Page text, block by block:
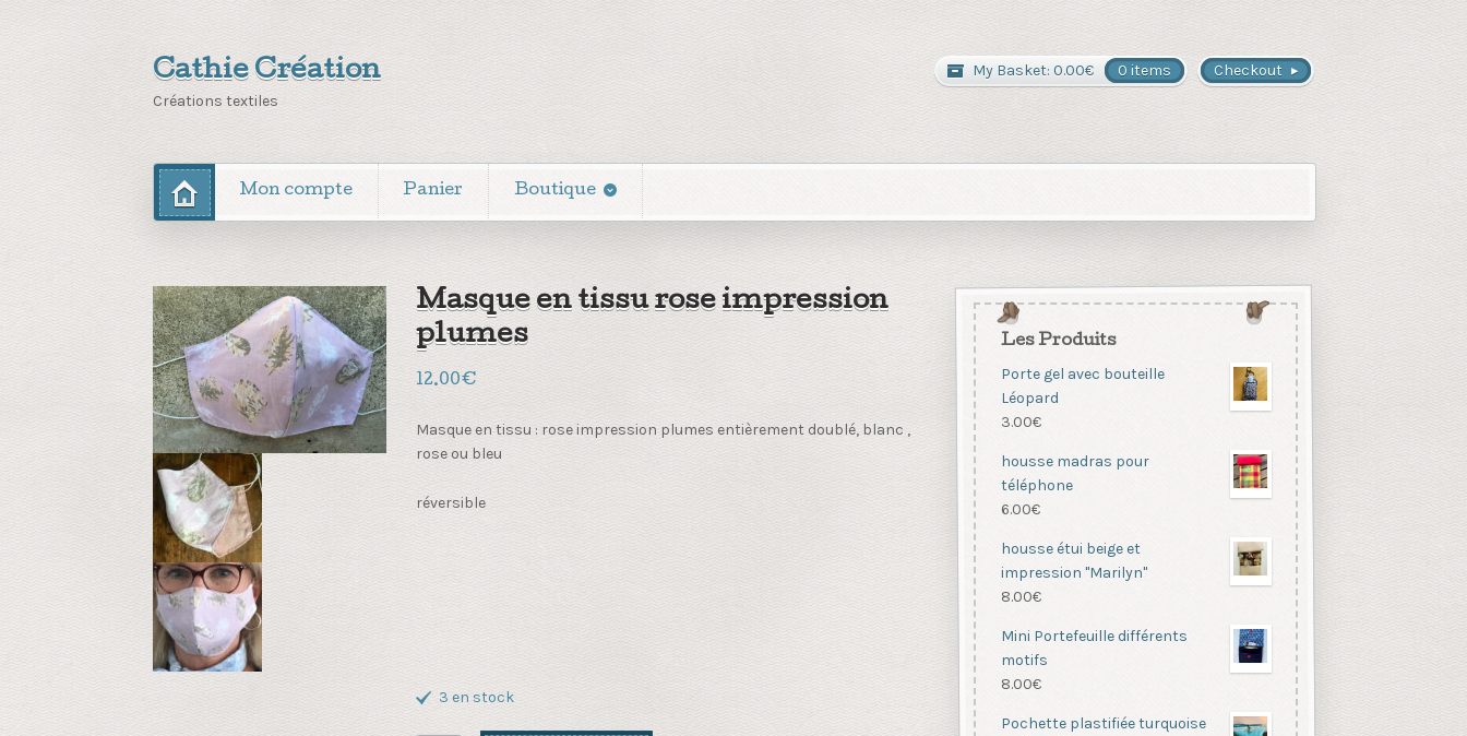
Cathie Création
Créations textiles
Checkout
My Basket: 0.00€ 0 items
Mon compte Panier Boutique
Masque en tissu rose impression
plumes
12.00€
Masque en tissu : rose impression plumes entièrement doublé, blanc ,
rose ou bleu
réversible
3 en stock
Les Produits
Porte gel avec bouteille
Léopard
3.00€
housse madras pour
téléphone
6.00€
housse étui beige et
impression "Marilyn"
8.00€
Mini Portefeuille différents
motifs
8.00€
Pochette plastifiée turquoise